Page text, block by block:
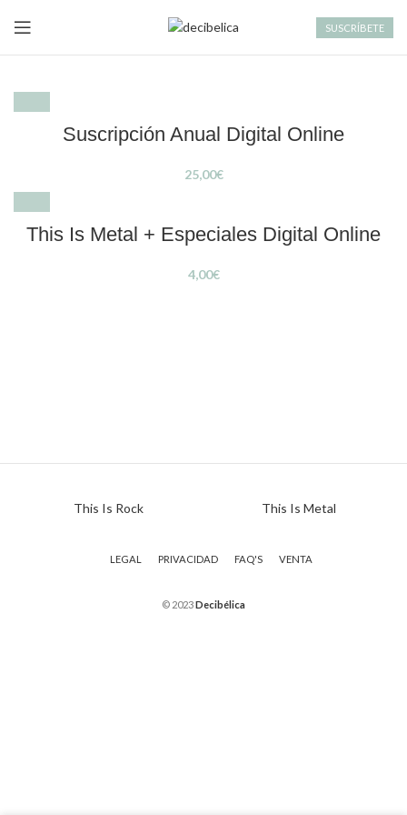
SUSCRÍBETE
Suscripción Anual Digital Online
€
This Is Metal + Especiales Digital Online
€
This Is Rock This Is Metal
LEGAL PRIVACIDAD FAQ'S VENTA
© 2023Decibélica